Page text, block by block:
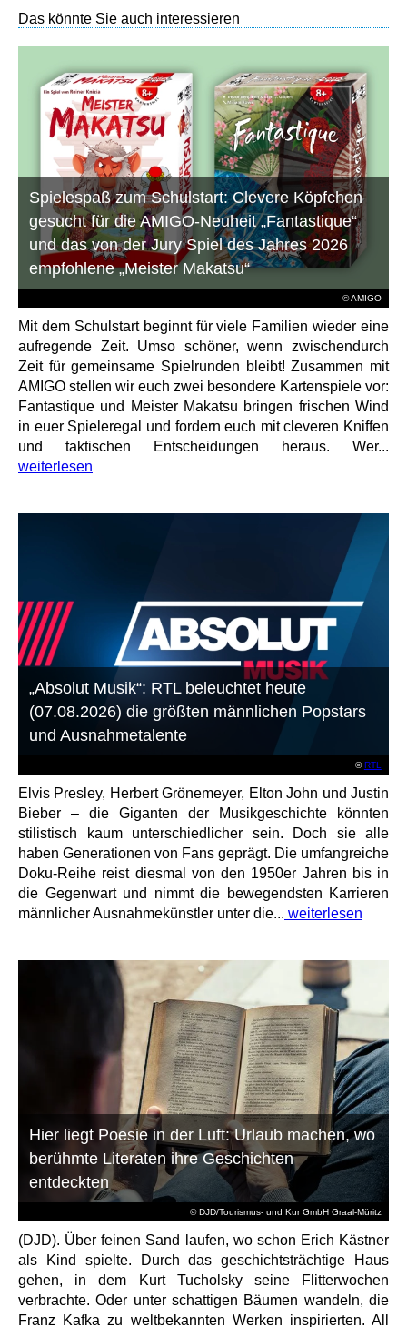
Das könnte Sie auch interessieren
© AMIGO
Spielespaß zum Schulstart: Clevere Köpfchen
gesucht für die AMIGO-Neuheit „Fantastique“
und das von der Jury Spiel des Jahres 2026
empfohlene „Meister Makatsu“
Mit dem Schulstart beginnt für viele Familien wieder eine
aufregende Zeit. Umso schöner, wenn zwischendurch
Zeit für gemeinsame Spielrunden bleibt! Zusammen mit
AMIGO stellen wir euch zwei besondere Kartenspiele vor:
Fantastique und Meister Makatsu bringen frischen Wind
in euer Spieleregal und fordern euch mit cleveren Kniffen
und taktischen Entscheidungen heraus. Wer...
weiterlesen
©RTL
„Absolut Musik“: RTL beleuchtet heute
(07.08.2026) die größten männlichen Popstars
und Ausnahmetalente
Elvis Presley, Herbert Grönemeyer, Elton John und Justin
Bieber – die Giganten der Musikgeschichte könnten
stilistisch kaum unterschiedlicher sein. Doch sie alle
haben Generationen von Fans geprägt. Die umfangreiche
Doku-Reihe reist diesmal von den 1950er Jahren bis in
die Gegenwart und nimmt die bewegendsten Karrieren
männlicher Ausnahmekünstler unter die... weiterlesen
© DJD/Tourismus- und Kur GmbH Graal-Müritz
Hier liegt Poesie in der Luft: Urlaub machen, wo
berühmte Literaten ihre Geschichten
entdeckten
(DJD). Über feinen Sand laufen, wo schon Erich Kästner
als Kind spielte. Durch das geschichtsträchtige Haus
gehen, in dem Kurt Tucholsky seine Flitterwochen
verbrachte. Oder unter schattigen Bäumen wandeln, die
Franz Kafka zu weltbekannten Werken inspirierten. All